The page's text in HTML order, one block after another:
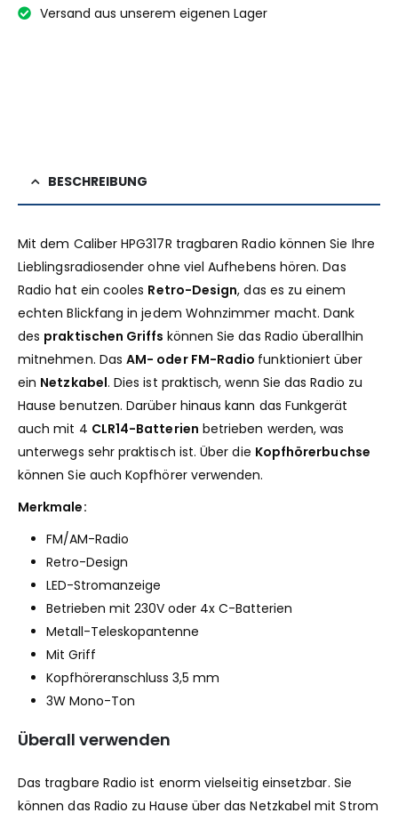
Versand aus unserem eigenen Lager
BESCHREIBUNG
Mit dem Caliber HPG317R tragbaren Radio können Sie Ihre
Lieblingsradiosender ohne viel Aufhebens hören. Das
Radio hat ein cooles Retro-Design, das es zu einem
echten Blickfang in jedem Wohnzimmer macht. Dank
des praktischen Griffs können Sie das Radio überallhin
mitnehmen. DasAM- oder FM-Radio funktioniert über
ein Netzkabel. Dies ist praktisch, wenn Sie das Radio zu
Hause benutzen. Darüber hinaus kann das Funkgerät
auch mit 4 CLR14-Batterien betrieben werden, was
unterwegs sehr praktisch ist. Über die Kopfhörerbuchse
können Sie auch Kopfhörer verwenden.
Merkmale:
FM/AM-Radio
Retro-Design
LED-Stromanzeige
Betrieben mit 230V oder 4x C-Batterien
Metall-Teleskopantenne
Mit Griff
Kopfhöreranschluss 3,5 mm
3W Mono-Ton
Überall verwenden
Das tragbare Radio ist enorm vielseitig einsetzbar. Sie
können das Radio zu Hause über das Netzkabel mit Strom